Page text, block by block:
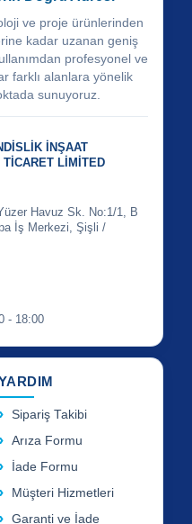
ve proje ürünlerinden
kadar uzanan geniş
profesyonel ve
farklı alanlara yönelik
sunuyoruz.
İNŞAAT
TİCARET LİMİTED
Havuz Sk. No:1/1, B
İş Merkezi, Şişli /
- 18:00
Sipariş Takibi
Arıza Formu
İade Formu
Müşteri Hizmetleri
Garanti ve İade